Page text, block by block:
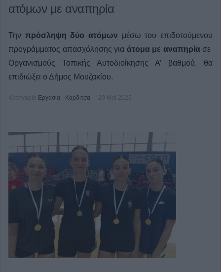
ατόμων με αναπηρία
Την πρόσληψη δύο ατόμων μέσω του επιδοτούμενου
προγράμματος απασχόλησης για άτομα με αναπηρίασε
Οργανισμούς Τοπικής Αυτοδιοίκησης Α’ βαθμού, θα
επιδιώξει ο Δήμος Μουζακίου.
Κατηγορία Εργασία - Καρδίτσα 29 Μαϊ 2025